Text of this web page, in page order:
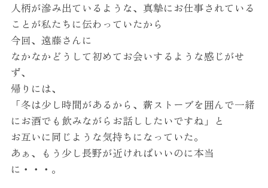
人柄が滲み出ているような、真摯にお仕事されている
ことが私たちに伝わっていたから
今回、遠藤さんに
なかなかどうして初めてお会いするような感じがせ
ず、
帰りには、
「冬は少し時間があるから、薪ストーブを囲んで一緒
にお酒でも飲みながらお話ししたいですね」と
お互いに同じような気持ちになっていた。
あぁ、もう少し長野が近ければいいのに本当
に・・・。